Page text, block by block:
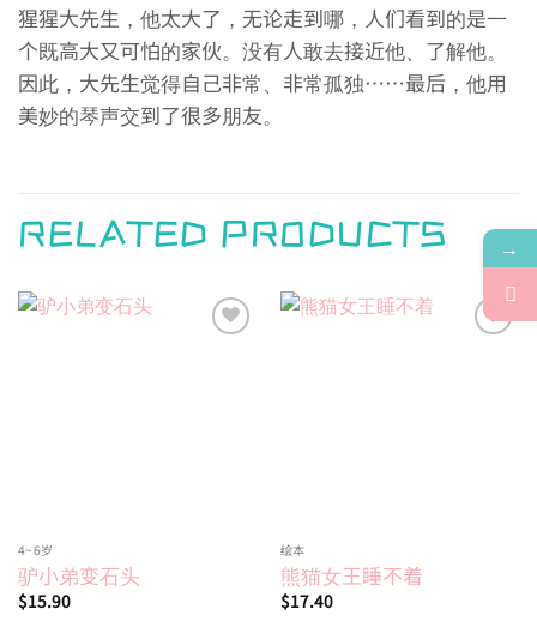
猩猩大先生，他太大了，无论走到哪，人们看到的是一
个既高大又可怕的家伙。没有人敢去接近他、了解他。
因此，大先生觉得自己非常、非常孤独……最后，他用
美妙的琴声交到了很多朋友。
RELATED PRODUCTS
4~6岁
驴小弟变石头
$15.90
绘本
熊猫女王睡不着
$17.40
→